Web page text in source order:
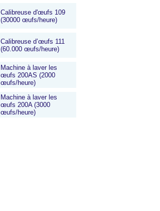
Calibreuse d'œufs 109
(30000 œufs/heure)
Calibreuse d’œufs 111
(60.000 œufs/heure)
Machine à laver les
œufs 200AS (2000
œufs/heure)
Machine à laver les
œufs 200A (3000
œufs/heure)